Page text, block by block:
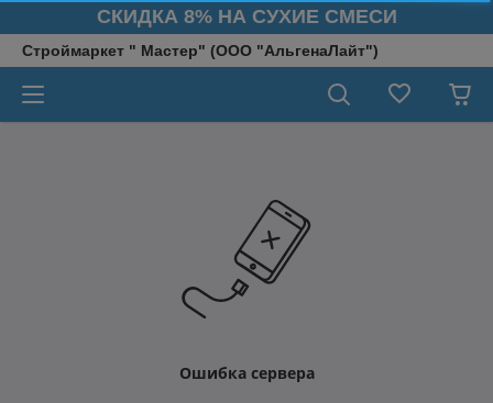
СКИДКА 8% НА СУХИЕ СМЕСИ
Строймаркет " Мастер" (ООО "АльгенаЛайт")
Ошибка сервера